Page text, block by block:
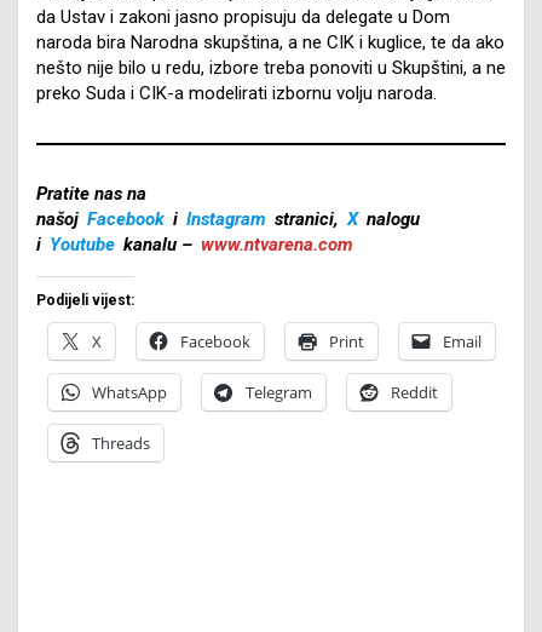
da Ustav i zakoni jasno propisuju da delegate u Dom
naroda bira Narodna skupština, a ne CIK i kuglice, te da ako
nešto nije bilo u redu, izbore treba ponoviti u Skupštini, a ne
preko Suda i CIK-a modelirati izbornu volju naroda.
Pratite nas na
našoj Facebook i Instagram stranici, X nalogu
i Youtube kanalu – www.ntvarena.com
Podijeli vijest:
X Facebook Print Email
WhatsApp Telegram Reddit
Threads